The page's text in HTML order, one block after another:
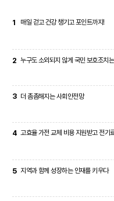
1 매일 걷고 건강 챙기고 포인트까지!
2 누구도 소외되지 않게 국민 보호조치
3 더 촘촘해지는 사회안전망
4 고효율 가전 교체 비용 지원받고 전기
5 지역과 함께 성장하는 인재를 키우다